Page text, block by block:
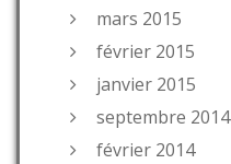
mars 2015
février 2015
janvier 2015
septembre 2014
février 2014